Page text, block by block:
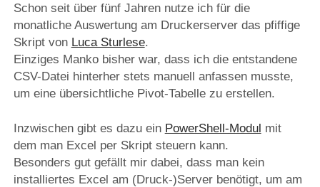
Schon seit über fünf Jahren nutze ich für die
monatliche Auswertung am Druckerserver das pfiffige
Skript von Luca Sturlese.
Einziges Manko bisher war, dass ich die entstandene
CSV-Datei hinterher stets manuell anfassen musste,
um eine übersichtliche Pivot-Tabelle zu erstellen.
Inzwischen gibt es dazu ein PowerShell-Modul mit
dem man Excel per Skript steuern kann.
Besonders gut gefällt mir dabei, dass man kein
installiertes Excel am (Druck-)Server benötigt, um am